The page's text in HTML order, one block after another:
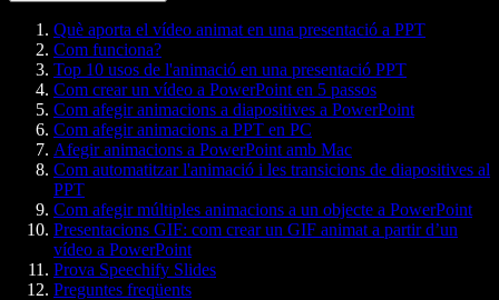
Què aporta el vídeo animat en una presentació a PPT
Com funciona?
Top 10 usos de l'animació en una presentació PPT
Com crear un vídeo a PowerPoint en 5 passos
Com afegir animacions a diapositives a PowerPoint
Com afegir animacions a PPT en PC
Afegir animacions a PowerPoint amb Mac
Com automatitzar l'animació i les transicions de diapositives al
PPT
Com afegir múltiples animacions a un objecte a PowerPoint
Presentacions GIF: com crear un GIF animat a partir d’un
vídeo a PowerPoint
Prova Speechify Slides
Preguntes freqüents